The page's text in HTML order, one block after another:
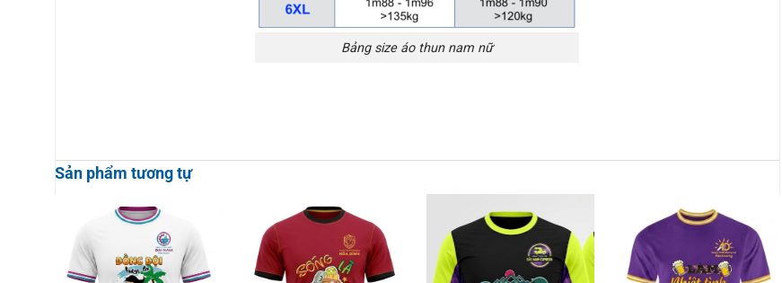
Bảng size áo thun nam nữ
Sản phẩm tương tự